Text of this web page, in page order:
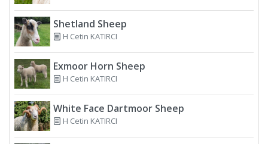
Shetland Sheep
H Cetin KATIRCI
Exmoor Horn Sheep
H Cetin KATIRCI
White Face Dartmoor Sheep
H Cetin KATIRCI